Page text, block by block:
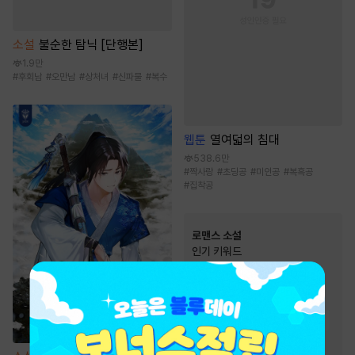
소설 불순한 탐닉 [단행본]
1.9만
#후회남 #오만남 #상처녀 #신파물 #복수
웹툰 열여덟의 침대
538.6만
#짝사랑 #초딩공 #미인공 #복흑공
#집착공
로맨스 소설
인기 키워드
# 재벌남
#소유욕/집착
절륜남
계략남
#첫사랑 #순정남